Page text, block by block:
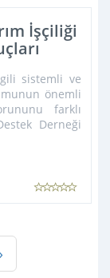
İşçiliği
sistemli ve
önemli
farklı
Derneği